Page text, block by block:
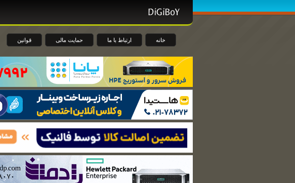
خانه ارتباط با ما حمایت مالی قوانین